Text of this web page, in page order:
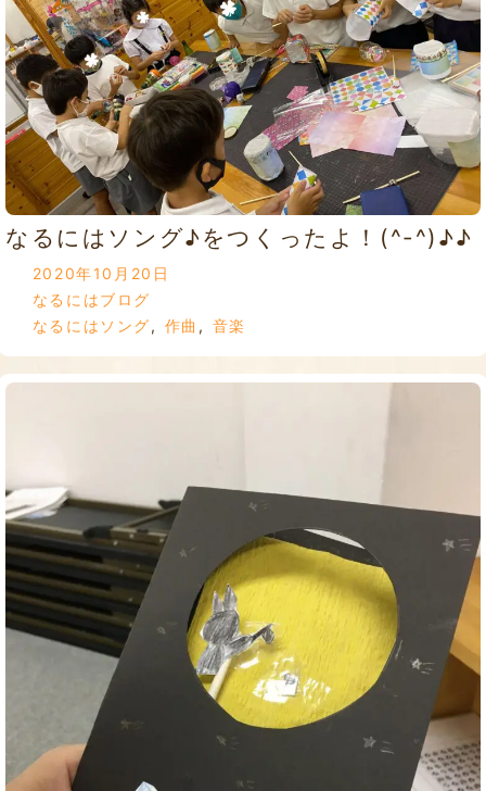
なるにはソング♪をつくったよ！(^-^)♪♪
2020年10月20日
なるにはブログ
なるにはソング, 作曲 , 音楽